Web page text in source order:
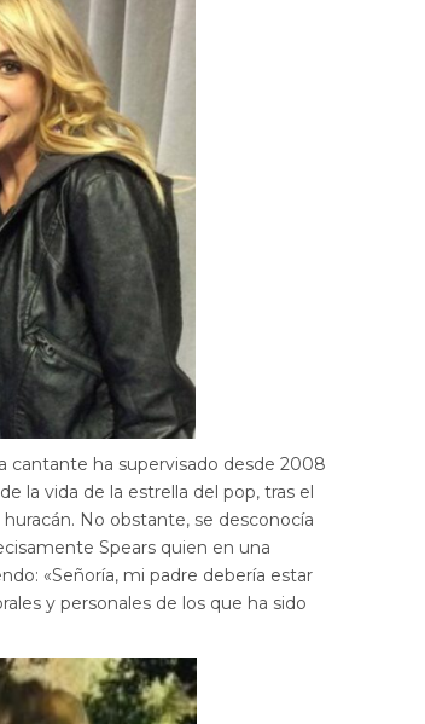
cantante ha supervisado desde 2008
la vida de la estrella del pop, tras el
No obstante, se desconocía
Spears quien en una
«Señoría, mi padre debería estar
y personales de los que ha sido